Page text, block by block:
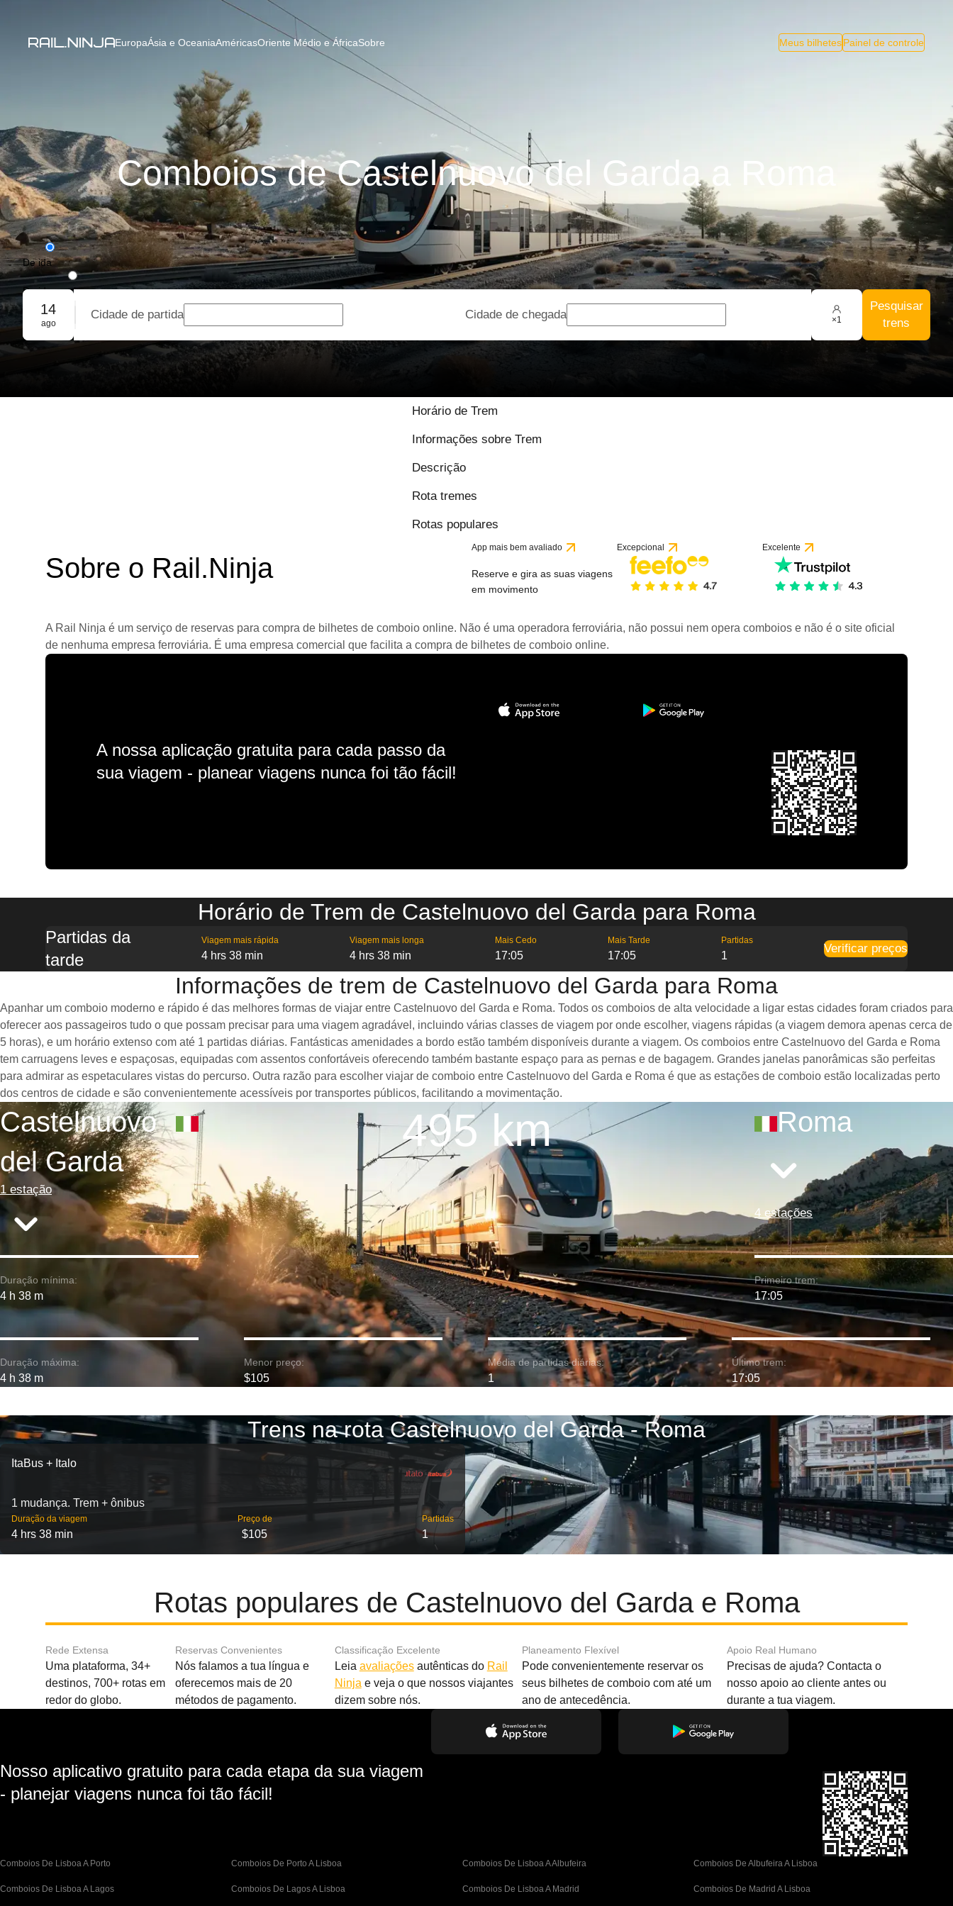
EuropaÁsia e OceaniaAméricasOriente Médio e ÁfricaSobre Meus bilhetesPainel de controle
Comboios de Castelnuovo del Garda a Roma
De ida
De ida e volta
Reserva em grupo
14
ago
Cidade de partida Cidade de chegada ×1
Pesquisar
trens
Horário de Trem
Informações sobre Trem
Descrição
Rota tremes
Rotas populares
Sobre o Rail.Ninja
App mais bem avaliado
Reserve e gira as suas viagens
em movimento
Excepcional Excelente
A Rail Ninja é um serviço de reservas para compra de bilhetes de comboio online. Não é uma operadora ferroviária, não possui nem opera comboios e não é o site oficial
de nenhuma empresa ferroviária. É uma empresa comercial que facilita a compra de bilhetes de comboio online.
A nossa aplicação gratuita para cada passo da
sua viagem - planear viagens nunca foi tão fácil!
Horário de Trem de Castelnuovo del Garda para Roma
Partidas da
tarde
Viagem mais rápida
4 hrs 38 min
Viagem mais longa
4 hrs 38 min
Mais Cedo
17:05
Mais Tarde
17:05
Partidas
1
Verificar preços
Informações de trem de Castelnuovo del Garda para Roma
Apanhar um comboio moderno e rápido é das melhores formas de viajar entre Castelnuovo del Garda e Roma. Todos os comboios de alta velocidade a ligar estas cidades foram criados para
oferecer aos passageiros tudo o que possam precisar para uma viagem agradável, incluindo várias classes de viagem por onde escolher, viagens rápidas (a viagem demora apenas cerca de
5 horas), e um horário extenso com até 1 partidas diárias. Fantásticas amenidades a bordo estão também disponíveis durante a viagem. Os comboios entre Castelnuovo del Garda e Roma
tem carruagens leves e espaçosas, equipadas com assentos confortáveis oferecendo também bastante espaço para as pernas e de bagagem. Grandes janelas panorâmicas são perfeitas
para admirar as espetaculares vistas do percurso. Outra razão para escolher viajar de comboio entre Castelnuovo del Garda e Roma é que as estações de comboio estão localizadas perto
dos centros de cidade e são convenientemente acessíveis por transportes públicos, facilitando a movimentação.
Castelnuovo
del Garda
1 estação
495 km Roma
4 estações
Duração mínima:
4 h 38 m
Primeiro trem:
17:05
Duração máxima:
4 h 38 m
Menor preço:
$105
Média de partidas diárias:
1
Último trem:
17:05
Trens na rota Castelnuovo del Garda - Roma
ItaBus + Italo
1 mudança. Trem + ônibus
Duração da viagem
4 hrs 38 min
Preço de
$105
Partidas
1
Rotas populares de Castelnuovo del Garda e Roma
Rede Extensa
Uma plataforma, 34+
destinos, 700+ rotas em
redor do globo.
Reservas Convenientes
Nós falamos a tua língua e
oferecemos mais de 20
métodos de pagamento.
Classificação Excelente
Leia avaliaçõesautênticas do Rail
Ninja e veja o que nossos viajantes
dizem sobre nós.
Planeamento Flexível
Pode convenientemente reservar os
seus bilhetes de comboio com até um
ano de antecedência.
Apoio Real Humano
Precisas de ajuda? Contacta o
nosso apoio ao cliente antes ou
durante a tua viagem.
Nosso aplicativo gratuito para cada etapa da sua viagem
- planejar viagens nunca foi tão fácil!
Comboios De Lisboa A Porto Comboios De Porto A Lisboa Comboios De Lisboa A Albufeira Comboios De Albufeira A Lisboa
Comboios De Lisboa A Lagos Comboios De Lagos A Lisboa Comboios De Lisboa A Madrid Comboios De Madrid A Lisboa